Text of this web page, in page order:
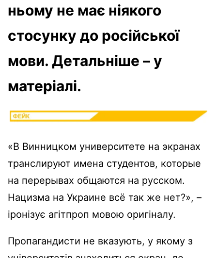
ньому не має ніякого
стосунку до російської
мови. Детальніше – у
матеріалі.
«В Винницком университете на экранах
транслируют имена студентов, которые
на перерывах общаются на русском.
Нацизма на Украине всё так же нет?», –
іронізує агітпроп мовою оригіналу.
Пропагандисти не вказують, у якому з